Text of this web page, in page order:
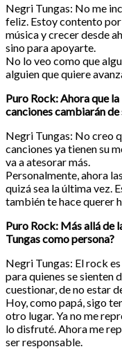
Negri Tungas: No me
feliz. Estoy contento
música y crecer desde
sino para apoyarte.
No lo veo como que
alguien que quiere
Puro Rock: Ahora que la
canciones cambiarán
Negri Tungas: No creo
canciones ya tienen su
va a atesorar más.
Personalmente, ahora
quizá sea la última vez.
también te hace querer
Puro Rock: Más allá de
Tungas como persona?
Negri Tungas: El rock
para quienes se sienten
cuestionar, de no estar
Hoy, como papá, sigo
otro lugar. Ya no me
lo disfruté. Ahora me
ser responsable.